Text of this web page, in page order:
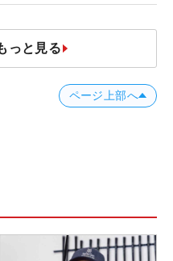
っと見る
ページ上部へ